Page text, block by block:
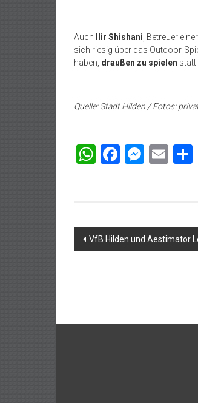
Auch Ilir Shishani , Betreuer einer
sich riesig über das Outdoor-
haben, draußen zu spielen statt
Quelle: Stadt Hilden / Fotos:
WhatsApp
Facebook
VfB Hilden und Aestimator